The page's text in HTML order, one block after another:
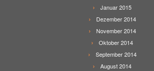
Januar 2015
Dezember 2014
November 2014
Oktober 2014
September 2014
August 2014